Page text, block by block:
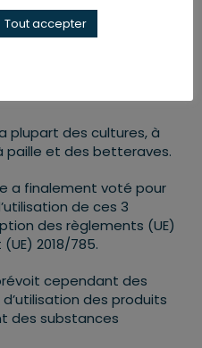
a instauré un
de 3 molécules :
et le
plupart des cultures, à
paille et des betteraves.
a finalement voté pour
de ces 3
des règlements (UE)
2018/785.
cependant des
des produits
des substances
Tout accepter